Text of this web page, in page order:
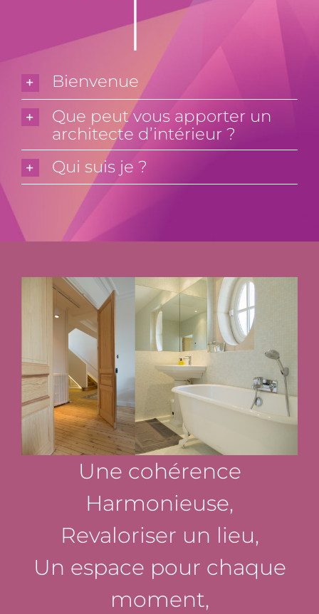
Bienvenue
Que peut vous apporter un
architecte d’intérieur ?
Qui suis je ?
Une cohérence
Harmonieuse,
Revaloriser un lieu,
Un espace pour chaque
moment,